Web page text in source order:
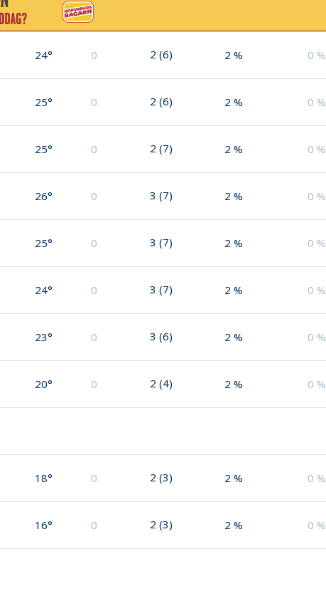
24° 0 2 (6) 2 % 0 %
25° 0 2 (6) 2 % 0 %
25° 0 2 (7) 2 % 0 %
26° 0 3 (7) 2 % 0 %
25° 0 3 (7) 2 % 0 %
24° 0 3 (7) 2 % 0 %
23° 0 3 (6) 2 % 0 %
20° 0 2 (4) 2 % 0 %
18° 0 2 (3) 2 % 0 %
16° 0 2 (3) 2 % 0 %